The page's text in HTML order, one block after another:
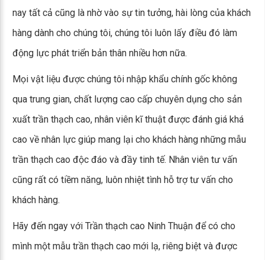
nay tất cả cũng là nhờ vào sự tin tưởng, hài lòng của khách
hàng dành cho chúng tôi, chúng tôi luôn lấy điều đó làm
động lực phát triển bản thân nhiều hơn nữa.
Mọi vật liệu được chúng tôi nhập khẩu chính gốc không
qua trung gian, chất lượng cao cấp chuyên dụng cho sản
xuất trần thạch cao, nhân viên kĩ thuật được đánh giá khá
cao về nhân lực giúp mang lại cho khách hàng những mẫu
trần thạch cao độc đáo và đầy tinh tế. Nhân viên tư vấn
cũng rất có tiềm năng, luôn nhiệt tình hỗ trợ tư vấn cho
khách hàng.
Hãy đến ngay với Trần thạch cao Ninh Thuận để có cho
mình một mẫu trần thạch cao mới lạ, riêng biệt và được